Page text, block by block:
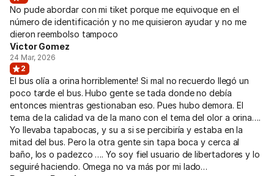
No pude abordar con mi tiket porque me equivoque en el
número de identificación y no me quisieron ayudar y no me
dieron reembolso tampoco
Victor Gomez
24 Mar, 2026
2
El bus olía a orina horriblemente! Si mal no recuerdo llegó un
poco tarde el bus. Hubo gente se tada donde no debía
entonces mientras gestionaban eso. Pues hubo demora. El
tema de la calidad va de la mano con el tema del olor a orina….
Yo llevaba tapabocas, y su a si se percibiría y estaba en la
mitad del bus. Pero la otra gente sin tapa boca y cerca al
baño, los o padezco …. Yo soy fiel usuario de libertadores y lo
seguiré haciendo. Omega no va más por mi lado…